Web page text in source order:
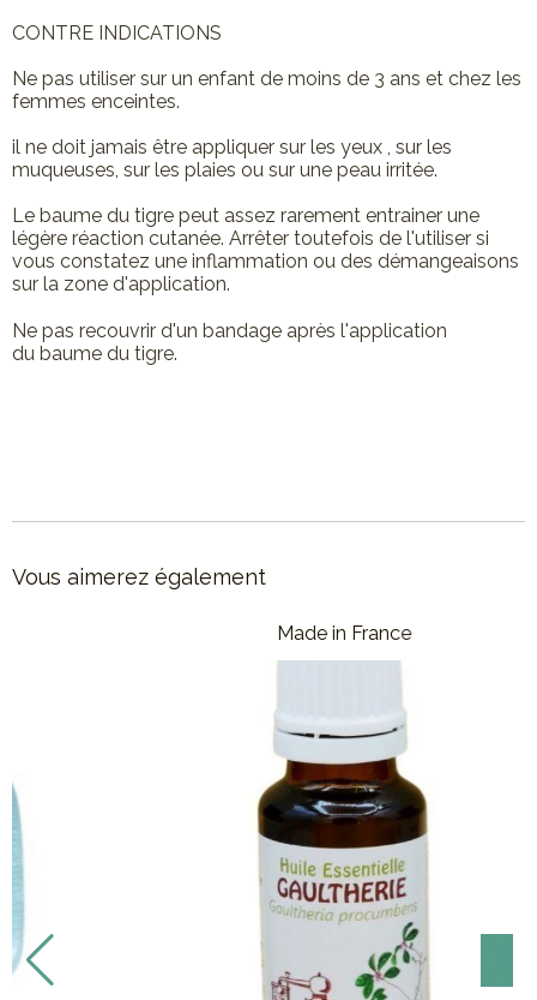
CONTRE INDICATIONS
Ne pas utiliser sur un enfant de moins de 3 ans et chez les
femmes enceintes.
il ne doit jamais être appliquer sur les yeux , sur les
muqueuses, sur les plaies ou sur une peau irritée.
Le baume du tigre peut assez rarement entrainer une
légère réaction cutanée. Arrêter toutefois de l'utiliser si
vous constatez une inflammation ou des démangeaisons
sur la zone d'application.
Ne pas recouvrir d'un bandage après l'application
du baume du tigre.
Vous aimerez également